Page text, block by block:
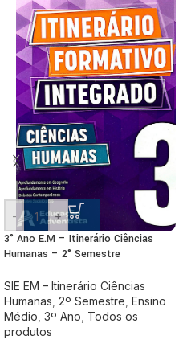
- +
3° Ano E.M – Itinerário Ciências
Humanas – 2° Semestre
SIE EM – Itinerário Ciências
Humanas, 2º Semestre, Ensino
Médio, 3º Ano, Todos os
produtos